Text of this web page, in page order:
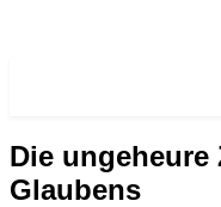
Die
Glaubens